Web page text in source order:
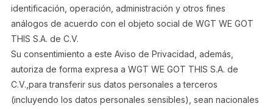
identificación, operación, administración y otros fines
análogos de acuerdo con el objeto social de WGT WE GOT
THIS S.A. de C.V.
Su consentimiento a este Aviso de Privacidad, además,
autoriza de forma expresa a WGT WE GOT THIS S.A. de
C.V.,para transferir sus datos personales a terceros
(incluyendo los datos personales sensibles), sean nacionales